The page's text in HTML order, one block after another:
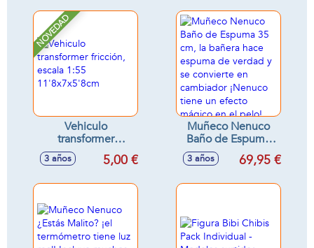
NOVEDAD
Vehiculo
transformer
fricción, escala 1:55
11'8x7x5'8cm
3 años 5,00 €
Muñeco Nenuco
Baño de Espuma
35 cm, la bañera
hace espuma de
mágico en el pelo!
3 años 69,95 €